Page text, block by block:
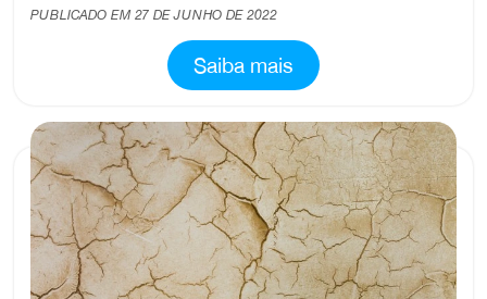
PUBLICADO EM 27 DE JUNHO DE 2022
Saiba mais